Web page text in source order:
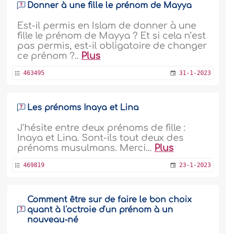
Donner à une fille le prénom de Mayya
Est-il permis en Islam de donner à une
fille le prénom de Mayya ? Et si cela n’est
pas permis, est-il obligatoire de changer
ce prénom ?.. Plus
463495 31-1-2023
Les prénoms Inaya et Lina
J'hésite entre deux prénoms de fille :
Inaya et Lina. Sont-ils tout deux des
prénoms musulmans. Merci... Plus
469819 23-1-2023
Comment être sur de faire le bon choix
quant à l'octroie d'un prénom à un
nouveau-né